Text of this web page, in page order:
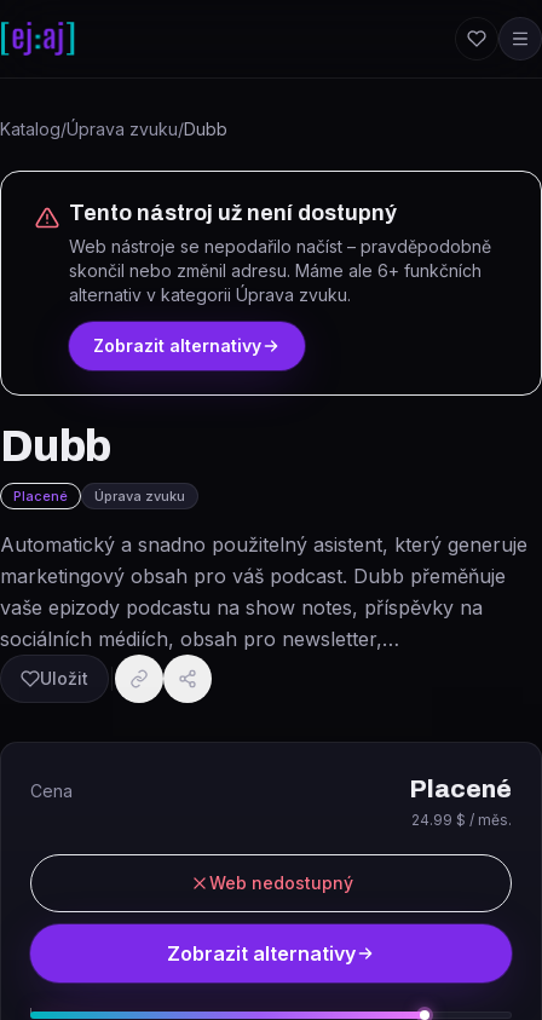
Katalog/Úprava zvuku/Dubb
Tento nástroj už není dostupný
Web nástroje se nepodařilo načíst – pravděpodobně
skončil nebo změnil adresu. Máme ale 6+ funkčních
alternativ v kategorii Úprava zvuku.
Zobrazit alternativy
Dubb
Placené Úprava zvuku
Automatický a snadno použitelný asistent, který generuje
marketingový obsah pro váš podcast. Dubb přeměňuje
vaše epizody podcastu na show notes, příspěvky na
sociálních médiích, obsah pro newsletter,…
Uložit
Cena Placené
24.99 $ / měs.
Web nedostupný
Zobrazit alternativy